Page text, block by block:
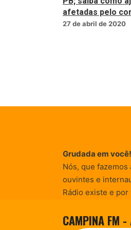
CAMPINA FM -
afetadas pelo
27 de abril de 2020
Grudada em você!
Nós, que fazemos
ouvintes e
Rádio existe e